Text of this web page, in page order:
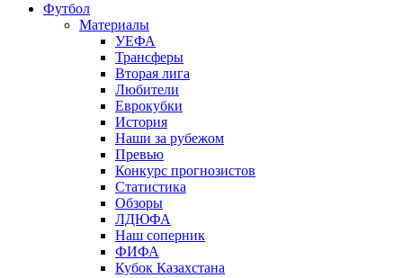
Футбол
Материалы
УЕФА
Трансферы
Вторая лига
Любители
Еврокубки
История
Наши за рубежом
Превью
Конкурс прогнозистов
Статистика
Обзоры
ЛДЮФА
Наш соперник
ФИФА
Кубок Казахстана